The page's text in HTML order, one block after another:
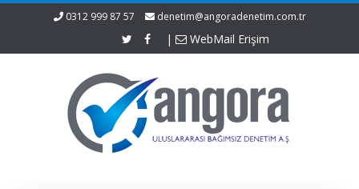
0312 999 87 57 denetim@angoradenetim.com.tr
| WebMail Erişim